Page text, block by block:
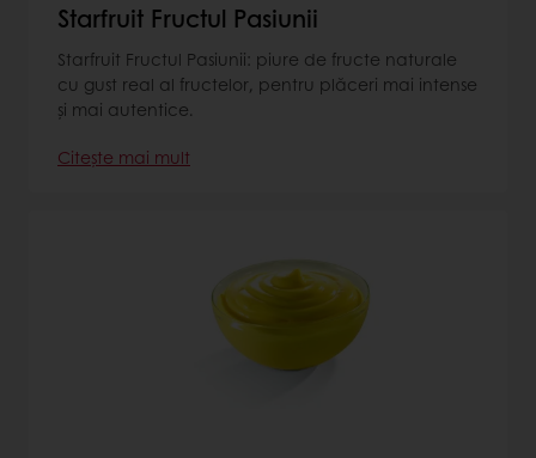
Starfruit Fructul Pasiunii
Starfruit Fructul Pasiunii: piure de fructe naturale
cu gust real al fructelor, pentru plăceri mai intense
și mai autentice.
Citește mai mult